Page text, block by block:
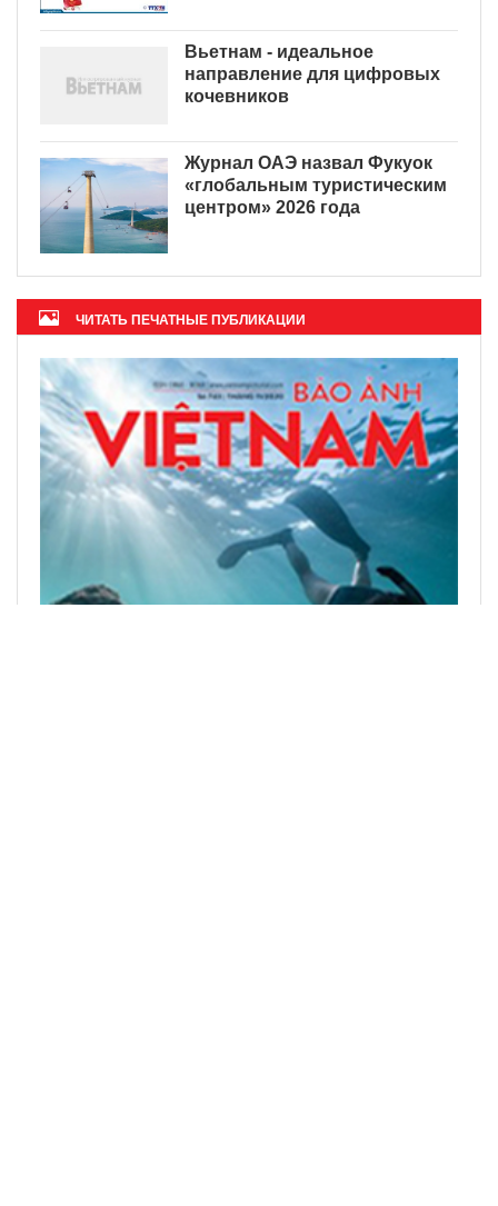
Вьетнам - идеальное
направление для цифровых
кочевников
Журнал ОАЭ назвал Фукуок
«глобальным туристическим
центром» 2026 года
ЧИТАТЬ ПЕЧАТНЫЕ ПУБЛИКАЦИИ